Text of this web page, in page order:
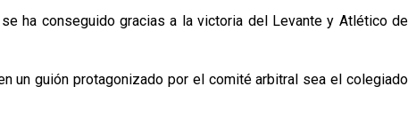
ha conseguido gracias a la victoria del Levante y Atlético de
un guión protagonizado por el comité arbitral sea el colegiado